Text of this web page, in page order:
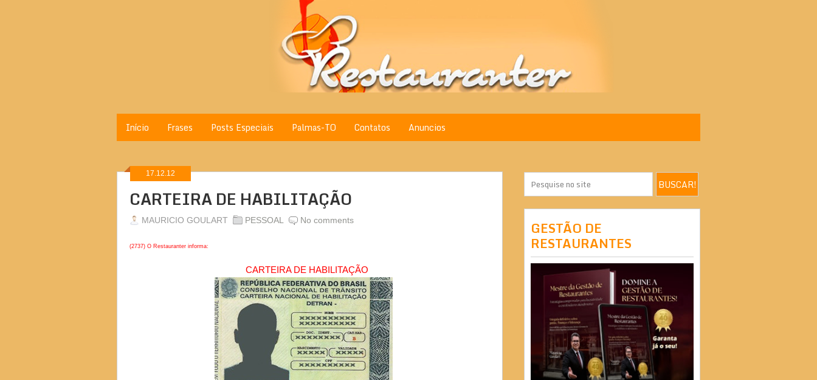
Início Frases Posts Especiais Palmas-TO Contatos Anuncios
17.12.12
CARTEIRA DE HABILITAÇÃO
MAURICIO GOULART PESSOAL No comments
(2737) O Restauranter informa:
CARTEIRA DE HABILITAÇÃO
GESTÃO DE
RESTAURANTES